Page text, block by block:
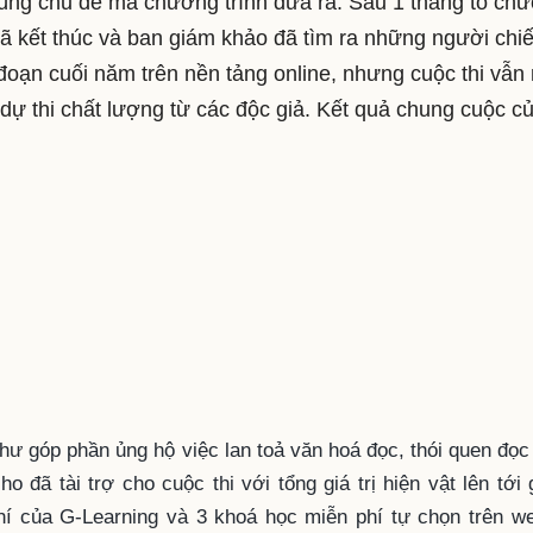
kết thúc và ban giám khảo đã tìm ra những người
cuối năm trên nền tảng online, nhưng cuộc thi vẫn
thi chất lượng từ các độc giả. Kết quả chung cuộc
góp phần ủng hộ việc lan toả văn hoá đọc, thói quen
đã tài trợ cho cuộc thi với tổng giá trị hiện vật lên tới
của G-Learning và 3 khoá học miễn phí tự chọn trên